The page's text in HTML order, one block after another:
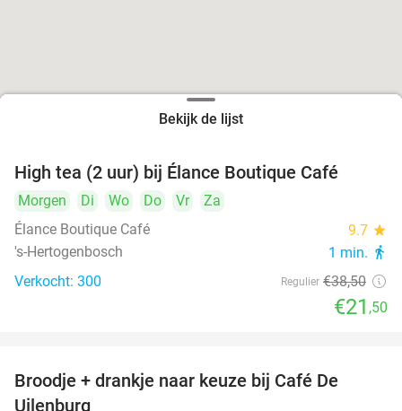
Bekijk de lijst
High tea (2 uur) bij Élance Boutique Café
Morgen Di Wo Do Vr
Za
Élance Boutique Café
9.7 star
's-Hertogenbosch 1 min. directions_walk
Verkocht: 300 Regulier €38,50
€21 ,50
Broodje + drankje naar keuze bij Café De
Uilenburg